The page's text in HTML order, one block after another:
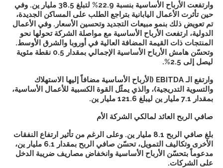
وارتفعت الأرباح الأساسية بنسبة 22.9% لتبلغ 38.5 مليار ين. وفي
حين تأثرت الأعمال اليابانية بتراجع الطلب على المساكن الجديدة،
تم تعويض ذلك بنمو مبيعات التجديد وتحسين الأسعار. وفي الأعمال
الدولية، ارتفعت الأرباح الأساسية مع مواصلة الشركة تحولها نحو
المنتجات ذات القيمة المضافة العالية في أوروبا والشرق الأوسط.
وتحسّن هامش الأرباح الأساسية الإجمالي بمقدار 0.5 نقطة مئوية
ليصل إلى 2.5%.
وارتفع الـ EBITDA (الأرباح الأساسية مضافاً إليها الاستهلاك
والتسوية التدريجية)، والذي يمثّل القوة الكسبية للأعمال الأساسية،
بمقدار 7.1 مليار ين ليبلغ 121.6 مليار ين.
صافي الربح العائد لمالكي الشركة الأم
بلغ صافي الربح 8.1 مليار ين. وعلى الرغم من تأثير ارتفاع النفقات
الأخرى وتكاليف التمويل، تحسّن صافي الربح بمقدار 6.1 مليار ين،
مدعوماً بتحسّن الأرباح الأساسية وانخفاض مصاريف ضريبة الدخل
على الشركات.